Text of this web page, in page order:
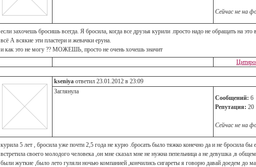
Сейчас не на
если захочешь бросишь всегда. Я бросила, когда все друзья курили .просто надо не обращать на это
всё А всякие эти пластери и жевачки еруна.
и как это не могу ?? МОЖЕШЬ, просто не очень хочешь значит
kseniya ответил 23.01.2012 в 23:09
Заглянула
Сообщений: 6
Репутация: 20
Сейчас не на
курила 5 лет , бросила уже почти 2,5 года не курю .бросать было тяжко конечно да и не бросила бы
встретила своего молодого человека ,он мне сказал мне не нужна пепельница а не девушка ,в
были жуткие ,было лето гуляли ночью компанией ,кончились сигареты я говорю давай доедем до